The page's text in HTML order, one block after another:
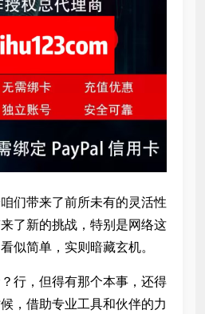
们带来了前所未有的灵活性
了新的挑战，特别是网络这
似简单，实则暗藏玄机。
行，但得有那个本事，还得
，借助专业工具和伙伴的力